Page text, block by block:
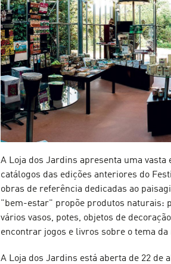
A Loja dos Jardins apresenta uma
catálogos das edições anteriores do
obras de referência dedicadas ao
"bem-estar" propõe produtos naturais:
vários vasos, potes, objetos de
encontrar jogos e livros sobre o tema da
A Loja dos Jardins está aberta de 22 de